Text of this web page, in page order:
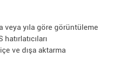
veya yıla göre görüntüleme
ve dışa aktarma